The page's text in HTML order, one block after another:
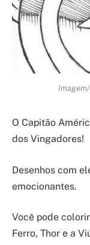
O Capitão
dos Vingadores!
Desenhos com
emocionantes.
Você pode
Ferro, Thor e a